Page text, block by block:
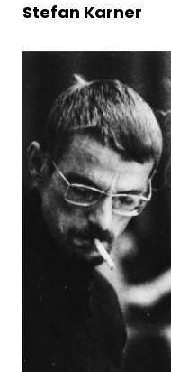
Stefan Karner